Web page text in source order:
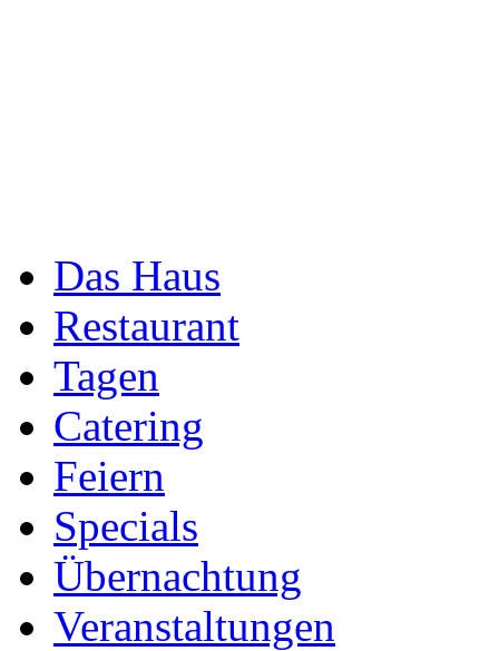
Das Haus
Restaurant
Tagen
Catering
Feiern
Specials
Übernachtung
Veranstaltungen